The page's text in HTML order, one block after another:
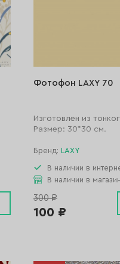
Фотофон LAXY 70
Изготовлен из
Размер: 30*30 см.
Бренд: LAXY
В наличии в
В наличии в
300 ₽
100 ₽